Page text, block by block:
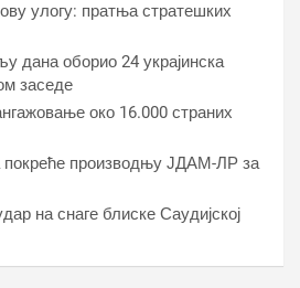
улогу: пратња стратешких
дана оборио 24 украјинска
заседе
око 16.000 страних
производњу ЈДАМ-ЛР за
на снаге блиске Саудијској